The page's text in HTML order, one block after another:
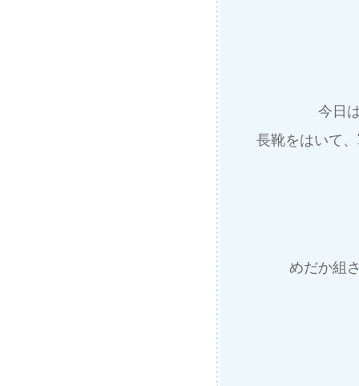
今日
長靴をはいて
めだか組